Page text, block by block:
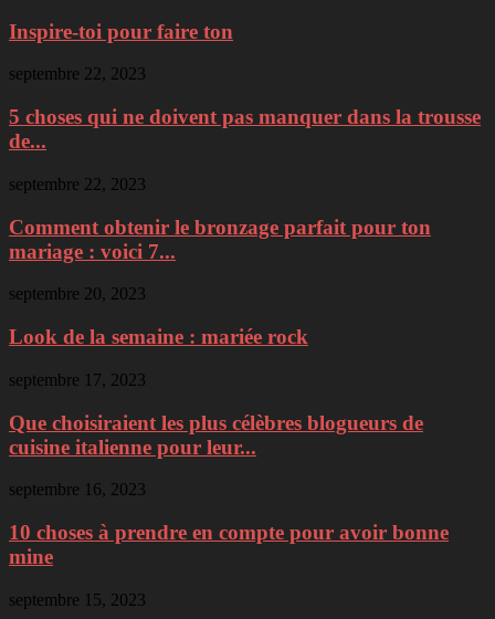
Inspire-toi pour faire ton
septembre 22, 2023
5 choses qui ne doivent pas manquer dans la trousse
de...
septembre 22, 2023
Comment obtenir le bronzage parfait pour ton
mariage : voici 7...
septembre 20, 2023
Look de la semaine : mariée rock
septembre 17, 2023
Que choisiraient les plus célèbres blogueurs de
cuisine italienne pour leur...
septembre 16, 2023
10 choses à prendre en compte pour avoir bonne
mine
septembre 15, 2023